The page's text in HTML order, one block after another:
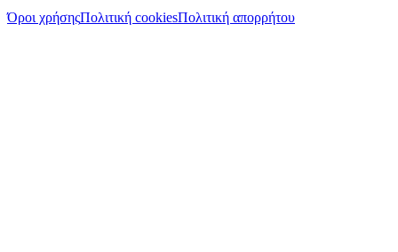
Όροι χρήσηςΠολιτική cookiesΠολιτική απορρήτου